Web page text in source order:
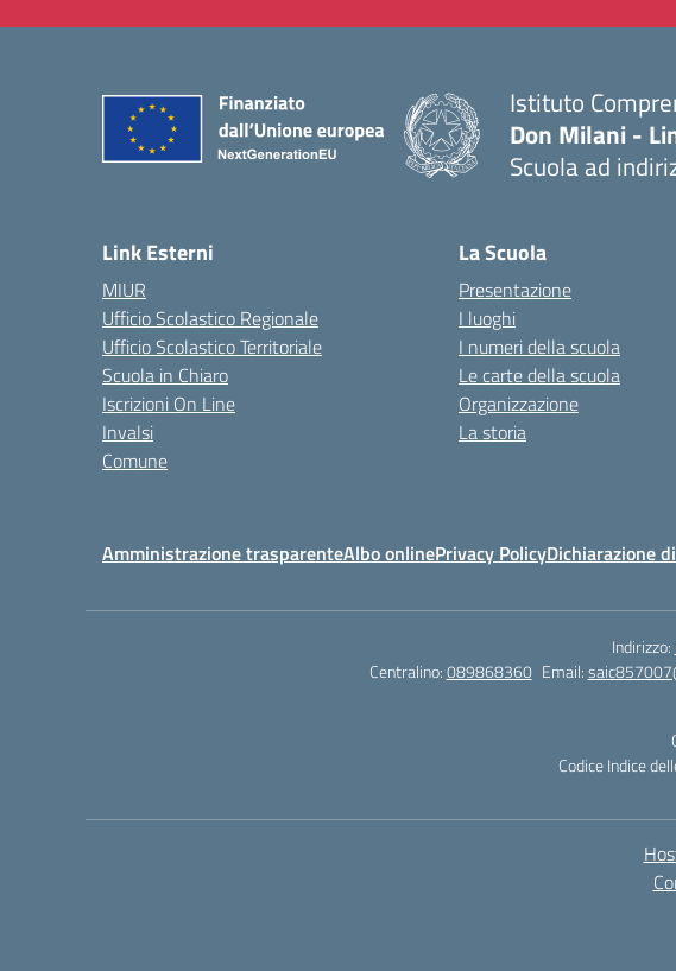
Istituto
Don Milani -
Scuola ad
Link Esterni
MIUR
Ufficio Scolastico Regionale
Ufficio Scolastico Territoriale
Scuola in Chiaro
Iscrizioni On Line
Invalsi
Comune
La Scuola
Presentazione
I luoghi
I numeri della scuola
Le carte della scuola
Organizzazione
La storia
Amministrazione trasparenteAlbo onlinePrivacy PolicyDichiarazione
Indirizzo:
Centralino:089868360 Email:
Codice Indice